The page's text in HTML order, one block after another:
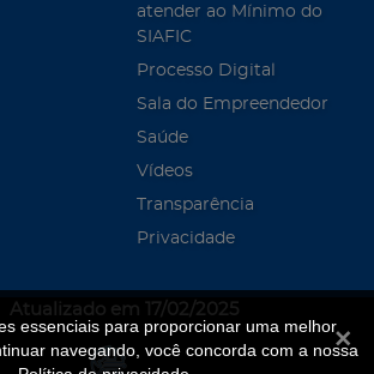
essenciais para proporcionar uma melhor
navegando, você concorda com a nossa
atender ao Mínimo do
SIAFIC
Processo Digital
Sala do Empreendedor
Saúde
Vídeos
Transparência
Privacidade
Atualizado em 17/02/2025